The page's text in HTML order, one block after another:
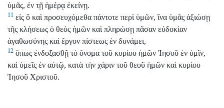
ὑμᾶς, ἐν τῇ ἡμέρᾳ ἐκείνῃ.
11 εἰς ὃ καὶ προσευχόμεθα πάντοτε περὶ ὑμῶν, ἵνα ὑμᾶς ἀξιώσῃ
τῆς κλήσεως ὁ θεὸς ἡμῶν καὶ πληρώσῃ πᾶσαν εὐδοκίαν
ἀγαθωσύνης καὶ ἔργον πίστεως ἐν δυνάμει,
12 ὅπως ἐνδοξασθῇ τὸ ὄνομα τοῦ κυρίου ἡμῶν Ἰησοῦ ἐν ὑμῖν,
καὶ ὑμεῖς ἐν αὐτῷ, κατὰ τὴν χάριν τοῦ θεοῦ ἡμῶν καὶ κυρίου
Ἰησοῦ Χριστοῦ.